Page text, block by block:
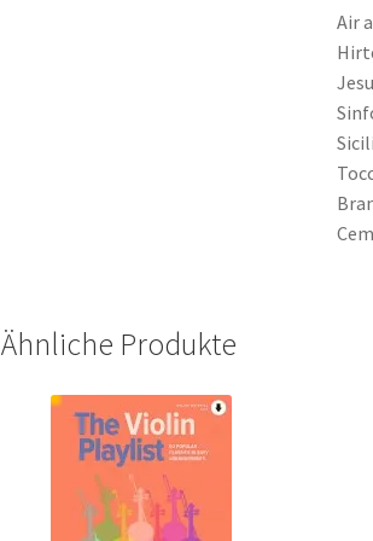
Air
Ähnliche Produkte